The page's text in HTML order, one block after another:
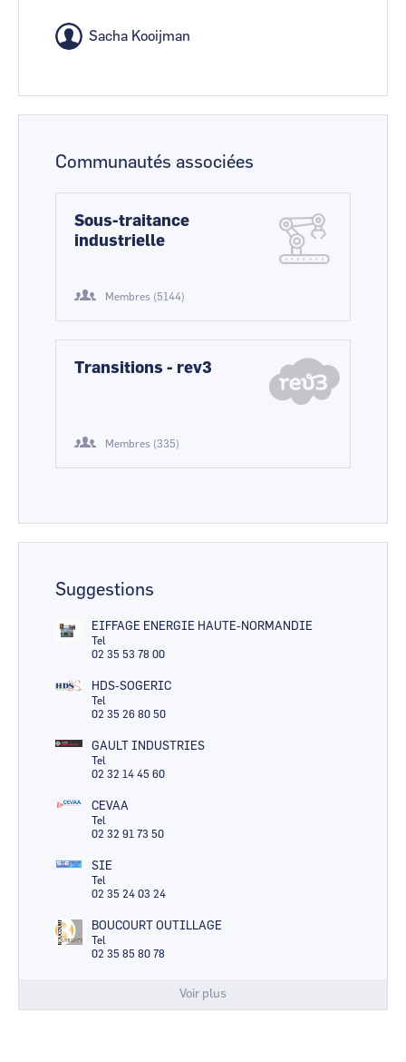
Sacha Kooijman
Communautés associées
Sous-traitance
industrielle
Membres (5144)
Transitions - rev3
Membres (335)
Suggestions
EIFFAGE ENERGIE HAUTE-NORMANDIE
Tel
02 35 53 78 00
HDS-SOGERIC
Tel
02 35 26 80 50
GAULT INDUSTRIES
Tel
02 32 14 45 60
CEVAA
Tel
02 32 91 73 50
SIE
Tel
02 35 24 03 24
BOUCOURT OUTILLAGE
Tel
02 35 85 80 78
Voir plus